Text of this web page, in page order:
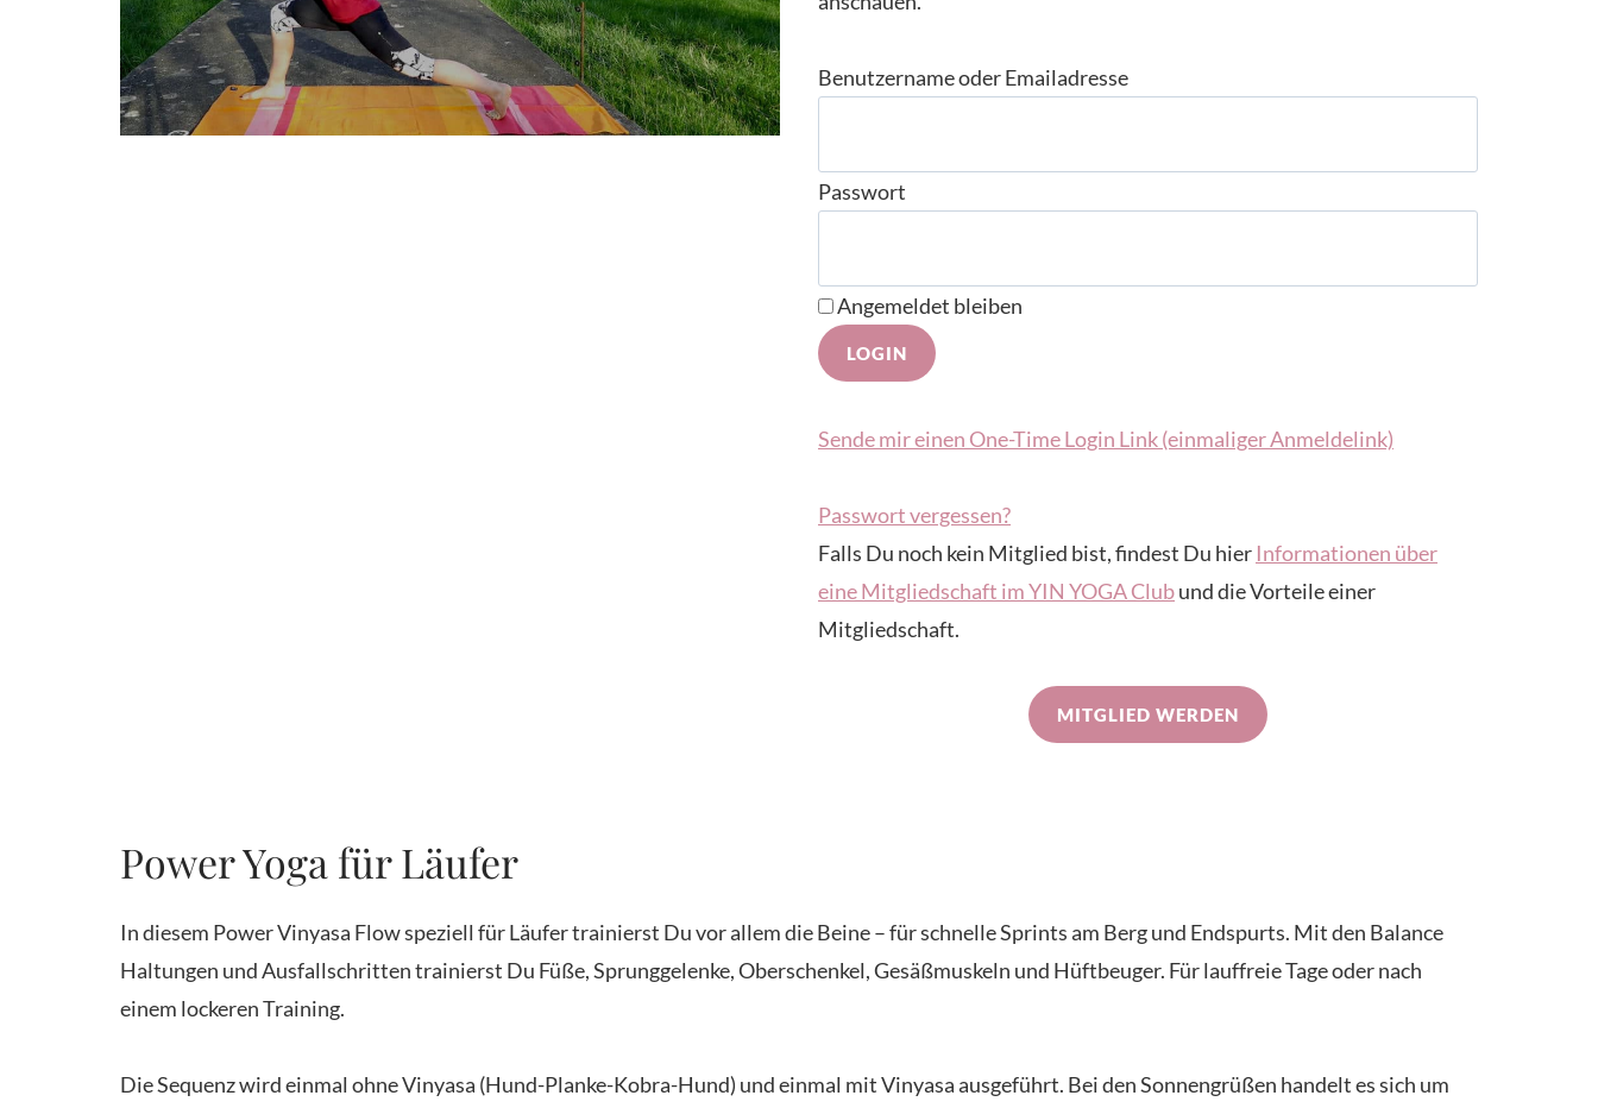
Benutzername oder Emailadresse
Passwort
Angemeldet bleiben
Sende mir einen One-Time Login Link (einmaliger Anmeldelink)
Passwort vergessen?
Falls Du noch kein Mitglied bist, findest Du hier Informationen über
eine Mitgliedschaft im YIN YOGA Clubund die Vorteile einer
Mitgliedschaft.
MITGLIED WERDEN
Power Yoga für Läufer
In diesem Power Vinyasa Flow speziell für Läufer trainierst Du vor allem die Beine – für schnelle Sprints am Berg und Endspurts. Mit den Balance
Haltungen und Ausfallschritten trainierst Du Füße, Sprunggelenke, Oberschenkel, Gesäßmuskeln und Hüftbeuger. Für lauffreie Tage oder nach
einem lockeren Training.
Die Sequenz wird einmal ohne Vinyasa (Hund-Planke-Kobra-Hund) und einmal mit Vinyasa ausgeführt. Bei den Sonnengrüßen handelt es sich um